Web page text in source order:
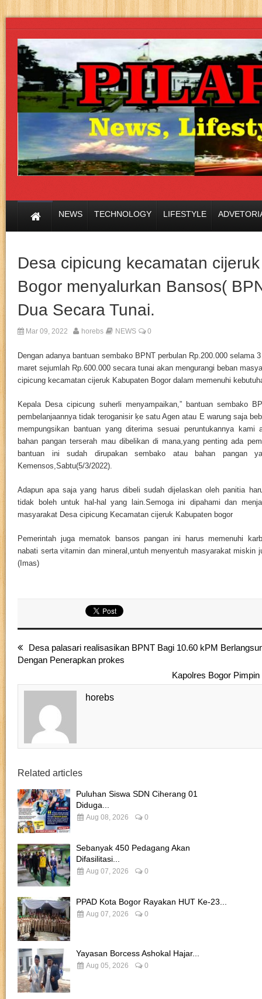
NEWS TECHNOLOGY LIFESTYLE
Desa cipicung kecamatan
Bogor menyalurkan Bansos(
Dua Secara Tunai.
Mar 09, 2022 horebs NEWS 0
Dengan adanya bantuan sembako BPNT perbulan Rp.200.000 selama 3
maret sejumlah Rp.600.000 secara tunai akan mengurangi beban
cipicung kecamatan cijeruk Kabupaten Bogor dalam memenuhi
Kepala Desa cipicung suherli menyampaikan,” bantuan sembako
pembelanjaannya tidak teroganisir ķe satu Agen atau E warung saja
mempungsikan bantuan yang diterima sesuai peruntukannya kami
bahan pangan terserah mau dibelikan di mana,yang penting ada
bantuan ini sudah dirupakan sembako atau bahan pangan
Kemensos,Sabtu(5/3/2022).
Adapun apa saja yang harus dibeli sudah dijelaskan oleh panitia
tidak boleh untuk hal-hal yang lain.Semoga ini dipahami dan
masyarakat Desa cipicung Kecamatan cijeruk Kabupaten bogor
Pemerintah juga mematok bansos pangan ini harus memenuhi
nabati serta vitamin dan mineral,untuh menyentuh masyarakat miskin
(Imas)
Desa palasari realisasikan BPNT Bagi 10.60 kPM
Dengan Penerapkan prokes
Kapolres Bogor
horebs
Related articles
Puluhan Siswa SDN Ciherang 01
Diduga...
Aug 08, 2026 0
Sebanyak 450 Pedagang Akan
Difasilitasi...
Aug 07, 2026 0
PPAD Kota Bogor Rayakan HUT Ke-23...
Aug 07, 2026 0
Yayasan Borcess Ashokal Hajar...
Aug 05, 2026 0